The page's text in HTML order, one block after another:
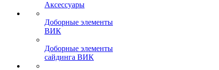
Аксессуары
Доборные элементы
ВИК
Доборные элементы
сайдинга ВИК